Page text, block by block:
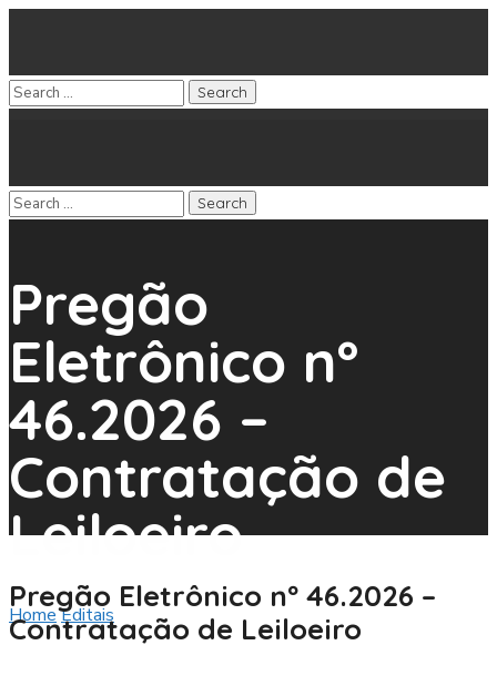
Pregão
Eletrônico nº
46.2026 –
Contratação de
Leiloeiro
Home Editais Pregão Eletrônico nº 46.2026 – Contratação
de Leiloeiro
Pregão Eletrônico nº 46.2026 –
Contratação de Leiloeiro